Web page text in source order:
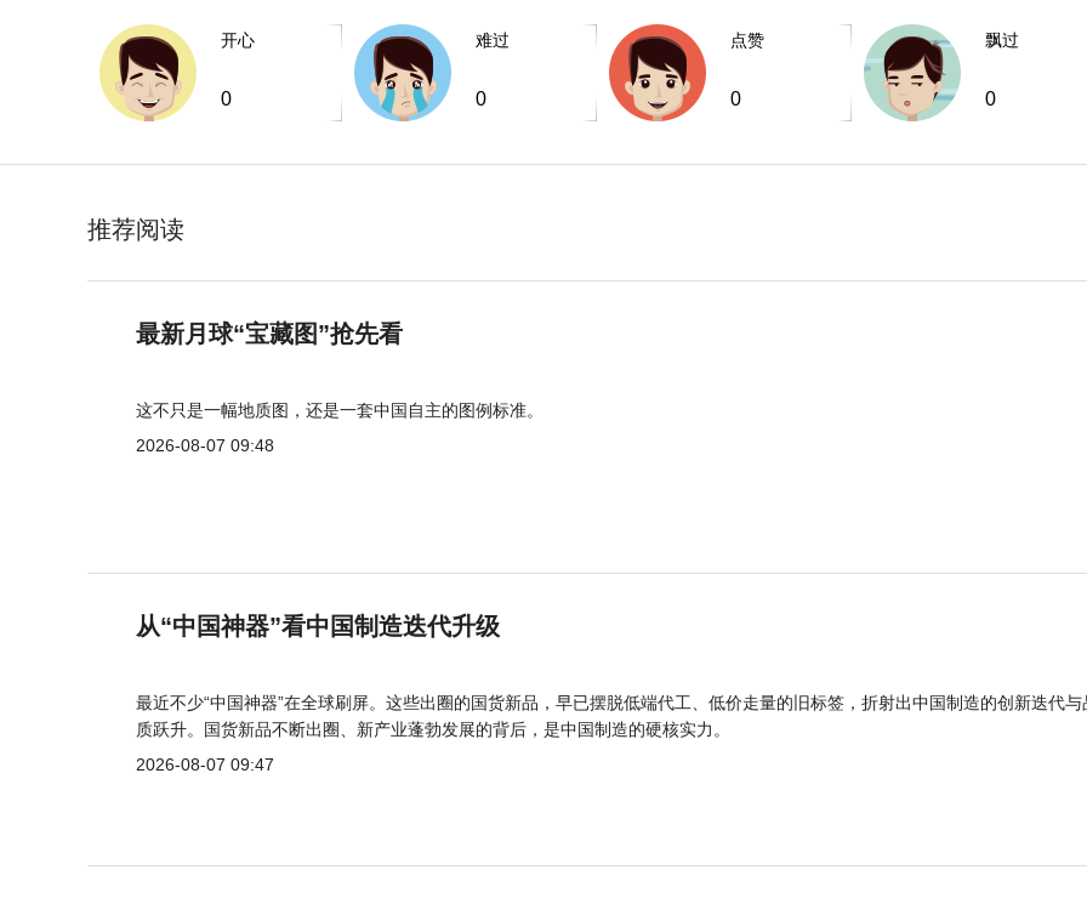
开心
0
难过
0
点赞
0
飘过
0
推荐阅读
最新月球“宝藏图”抢先看
这不只是一幅地质图，还是一套中国自主的图例标准。
2026-08-07 09:48
从“中国神器”看中国制造迭代升级
最近不少“中国神器”在全球刷屏。这些出圈的国货新品，早已摆脱低端代工、低价走量的旧标签，折射出中国制造的创新迭代与
质跃升。国货新品不断出圈、新产业蓬勃发展的背后，是中国制造的硬核实力。
2026-08-07 09:47